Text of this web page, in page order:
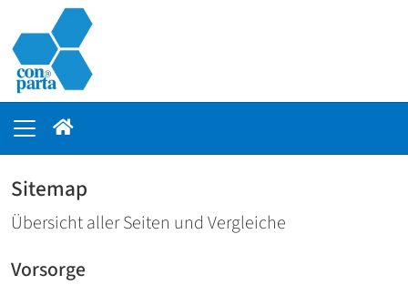
Sitemap
Übersicht aller Seiten und Vergleiche
Vorsorge